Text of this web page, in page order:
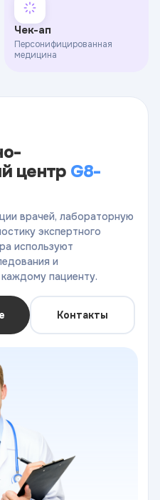
Чек-ап
Персонифицированная
медицина
центр G8-
врачей, лабораторную
экспертного
используют
и
пациенту.
Контакты